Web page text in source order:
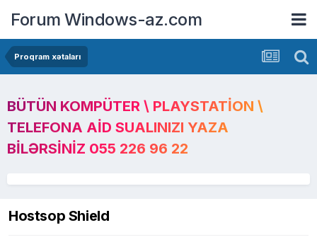
Forum Windows-az.com
Proqram xətaları
BÜTÜN KOMPÜTER \ PLAYSTATION \
TELEFONA AID SUALINIZI YAZA
BILƏRSINIZ 055 226 96 22
Hostsop Shield